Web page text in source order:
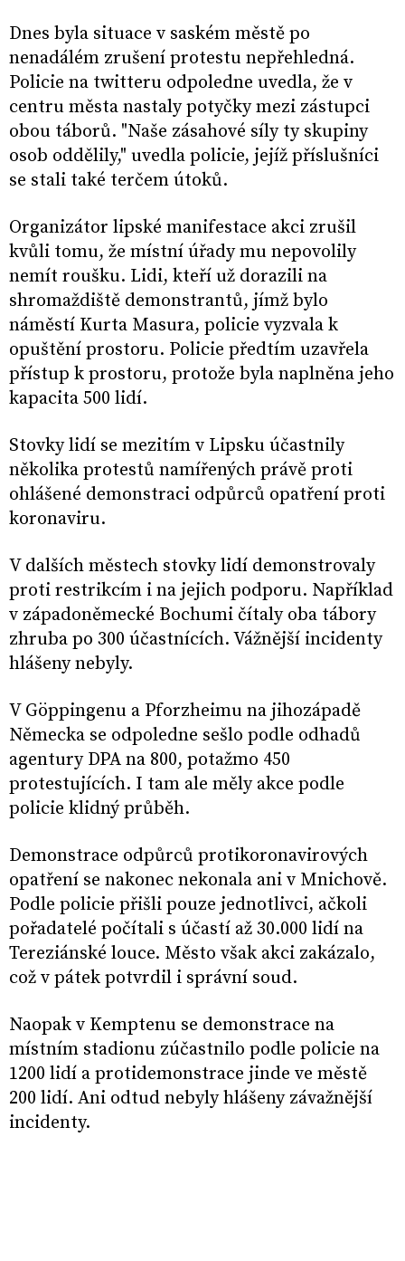
Dnes byla situace v saském městě po
nenadálém zrušení protestu nepřehledná.
Policie na twitteru odpoledne uvedla, že v
centru města nastaly potyčky mezi zástupci
obou táborů. "Naše zásahové síly ty skupiny
osob oddělily," uvedla policie, jejíž příslušníci
se stali také terčem útoků.
Organizátor lipské manifestace akci zrušil
kvůli tomu, že místní úřady mu nepovolily
nemít roušku. Lidi, kteří už dorazili na
shromaždiště demonstrantů, jímž bylo
náměstí Kurta Masura, policie vyzvala k
opuštění prostoru. Policie předtím uzavřela
přístup k prostoru, protože byla naplněna jeho
kapacita 500 lidí.
Stovky lidí se mezitím v Lipsku účastnily
několika protestů namířených právě proti
ohlášené demonstraci odpůrců opatření proti
koronaviru.
V dalších městech stovky lidí demonstrovaly
proti restrikcím i na jejich podporu. Například
v západoněmecké Bochumi čítaly oba tábory
zhruba po 300 účastnících. Vážnější incidenty
hlášeny nebyly.
V Göppingenu a Pforzheimu na jihozápadě
Německa se odpoledne sešlo podle odhadů
agentury DPA na 800, potažmo 450
protestujících. I tam ale měly akce podle
policie klidný průběh.
Demonstrace odpůrců protikoronavirových
opatření se nakonec nekonala ani v Mnichově.
Podle policie přišli pouze jednotlivci, ačkoli
pořadatelé počítali s účastí až 30.000 lidí na
Tereziánské louce. Město však akci zakázalo,
což v pátek potvrdil i správní soud.
Naopak v Kemptenu se demonstrace na
místním stadionu zúčastnilo podle policie na
1200 lidí a protidemonstrace jinde ve městě
200 lidí. Ani odtud nebyly hlášeny závažnější
incidenty.